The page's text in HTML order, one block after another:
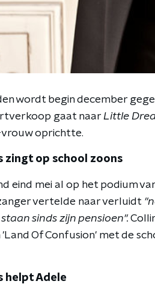
wordt begin december
gaat naar Little
vrouw oprichtte.
zingt op school zoons
eind mei al op het podium
vertelde naar verluidt
sinds zijn pensioen".
'Land Of Confusion' met de
helpt Adele